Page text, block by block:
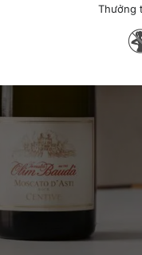
Thưởng